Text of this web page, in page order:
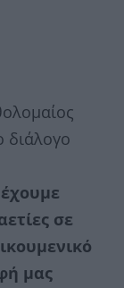
διάλογο
σε
μας